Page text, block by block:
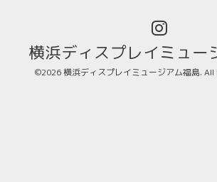
横浜ディスプレイミュー
©2026横浜ディスプレイミュージアム福島.